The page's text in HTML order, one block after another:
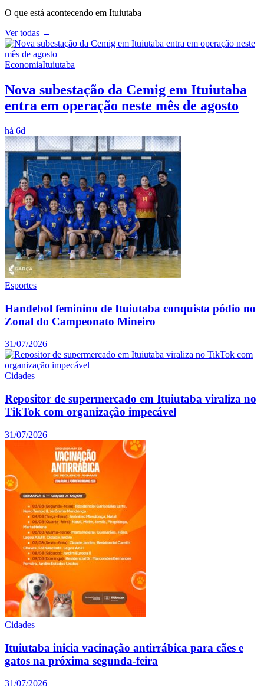
O que está acontecendo em Ituiutaba
Ver todas →
EconomiaItuiutaba
Nova subestação da Cemig em Ituiutaba
entra em operação neste mês de agosto
há 6d
Esportes
Handebol feminino de Ituiutaba conquista pódio no
Zonal do Campeonato Mineiro
31/07/2026
Cidades
Repositor de supermercado em Ituiutaba viraliza no
TikTok com organização impecável
31/07/2026
Cidades
Ituiutaba inicia vacinação antirrábica para cães e
gatos na próxima segunda-feira
31/07/2026